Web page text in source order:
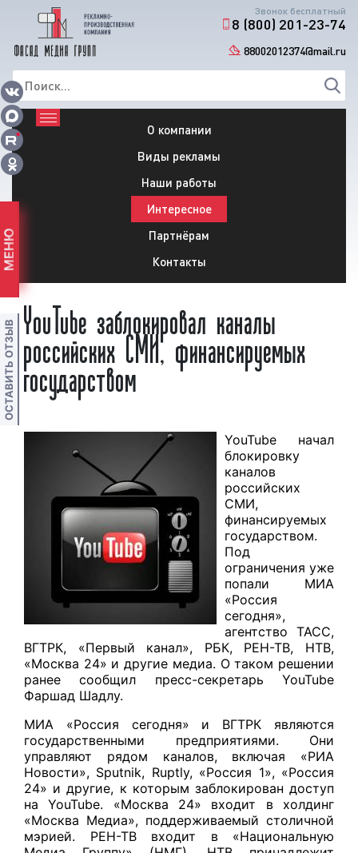
Звонок бесплатный
8 (800) 201-23-74
88002012374@mail.ru
О компании
Виды рекламы
Наши работы
Интересное
Партнёрам
Контакты
YouTube заблокировал каналы
российских СМИ, финансируемых
государством
YouTube начал
блокировку
каналов
российских
СМИ,
финансируемых
государством.
Под
ограничения уже
попали МИА
«Россия
сегодня»,
агентство ТАСС,
ВГТРК, «Первый канал», РБК, РЕН-ТВ, НТВ,
«Москва 24» и другие медиа. О таком решении
ранее сообщил пресс-секретарь YouTube
Фаршад Шадлу.
МИА «Россия сегодня» и ВГТРК являются
государственными предприятиями. Они
управляют рядом каналов, включая «РИА
Новости», Sputnik, Ruptly, «Россия 1», «Россия
24» и другие, к которым заблокирован доступ
на YouTube. «Москва 24» входит в холдинг
«Москва Медиа», поддерживаемый столичной
мэрией. РЕН-ТВ входит в «Национальную
МЕНЮ
ОСТАВИТЬ ОТЗЫВ